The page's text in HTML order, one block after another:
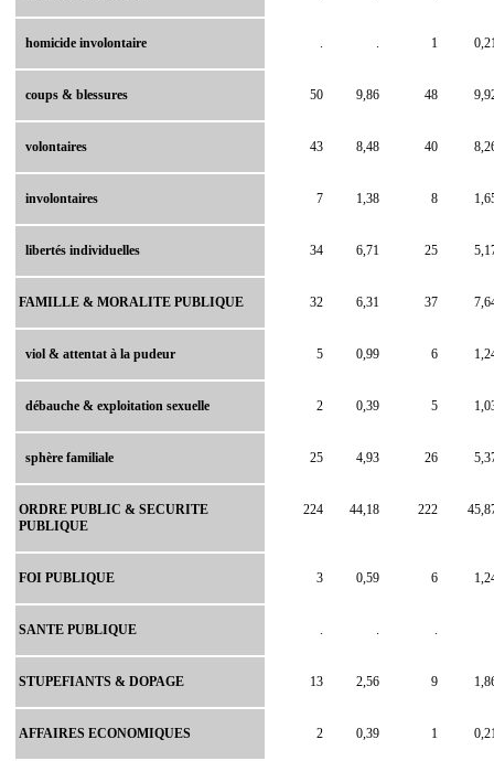
homicide involontaire 1
coups & blessures 50 9,86 48
volontaires 43 8,48 40
involontaires 7 1,38 8
libertés individuelles 34 6,71 25
FAMILLE & MORALITE PUBLIQUE 32 6,31 37
viol & attentat à la pudeur 5 0,99 6
débauche & exploitation sexuelle 2 0,39 5
sphère familiale 25 4,93 26
ORDRE PUBLIC & SECURITE
PUBLIQUE
224 44,18 222
FOI PUBLIQUE 3 0,59 6
SANTE PUBLIQUE
STUPEFIANTS & DOPAGE 13 2,56 9
AFFAIRES ECONOMIQUES 2 0,39 1